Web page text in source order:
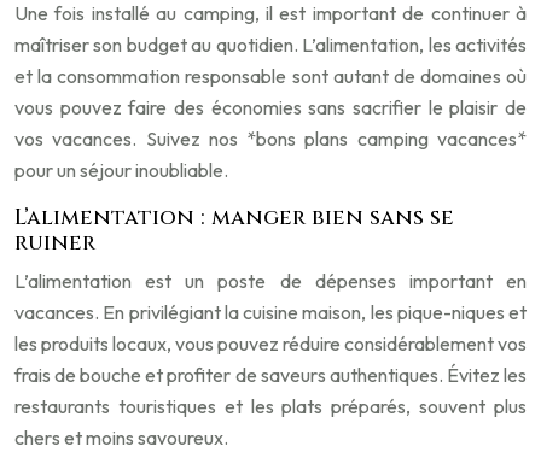
Une fois installé au camping, il est important de continuer à
maîtriser son budget au quotidien. L’alimentation, les activités
et la consommation responsable sont autant de domaines où
vous pouvez faire des économies sans sacrifier le plaisir de
vos vacances. Suivez nos *bons plans camping vacances*
pour un séjour inoubliable.
L’alimentation : manger bien sans se
ruiner
L’alimentation est un poste de dépenses important en
vacances. En privilégiant la cuisine maison, les pique-niques et
les produits locaux, vous pouvez réduire considérablement vos
frais de bouche et profiter de saveurs authentiques. Évitez les
restaurants touristiques et les plats préparés, souvent plus
chers et moins savoureux.